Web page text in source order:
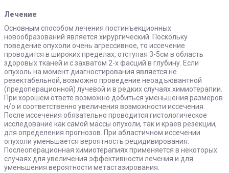
Лечение
Основным способом лечения постинъекционных
новообразований является хирургический. Поскольку
поведение опухоли очень агрессивное, то иссечение
проводится в широких пределах, отступая 3-5см в область
здоровых тканей и с захватом 2-х фасций в глубину. Если
опухоль на момент диагностирования является не
резектабельной, возможно проведение неоадъювантной
(предоперационной) лучевой и в редких случаях химиотерапии.
При хорошем ответе возможно добиться уменьшения размеров
н/о и соответственно увеличения возможности иссечения.
После иссечения обязательно проводится гистологическое
исследование как самой массы опухоли, так и краев резекции,
для определения прогнозов. При абластичном иссечении
опухоли уменьшается вероятность рецидивирования.
Послеоперационная химиотерапиях применяется в некоторых
случаях для увеличения эффективности лечения и для
уменьшения вероятности метастазирования.